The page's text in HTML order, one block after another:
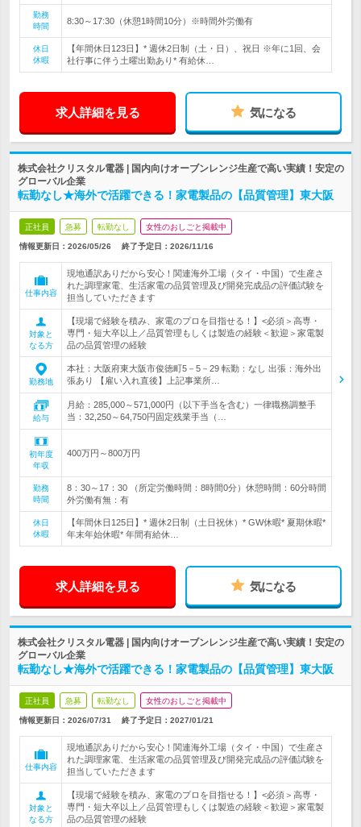
勤務
時間
8:30～17:30（休憩1時間10分）※時間外労働有
休日
休暇
【年間休日123日】* 週休2日制（土・日）、祝日 ※年に1回、会
社行事に伴う土曜出勤あり* 有給休…
求人詳細を見る 気になる
株式会社クリスタル電器 | 国内向けオーブンレンジ生産で高い実績！安定の
グローバル企業
転勤なし★海外で活躍できる！家電製品の【品質管理】東大阪
正社員 急募 転勤なし 女性のおしごと掲載中
情報更新日：2026/05/26 終了予定日： 2026/11/16
仕事内容
現地通訳ありだから安心！関連海外工場（タイ・中国）で生産さ
れた調理家電、生活家電の品質管理及び開発完成品の評価試験を
担当していただきます
対象と
なる方
【現場で経験を積み、家電のプロを目指せる！】<必須＞高専・
専門・短大卒以上／品質管理もしくは製造の経験＜歓迎＞家電製
品の品質管理の経験
勤務地
本社：大阪府東大阪市俊徳町5－5－29 転勤：なし 出張：海外出
張あり 【雇い入れ直後】上記事業所…
給与
月給：285,000～571,000円（以下手当を含む）一律職務調整手
当：32,250～64,750円固定残業手当（…
初年度
年収
400万円～800万円
勤務
時間
8：30～17：30 （所定労働時間：8時間0分）休憩時間：60分時間
外労働有無：有
休日
休暇
【年間休日125日】* 週休2日制（土日祝休）* GW休暇* 夏期休暇*
年末年始休暇* 年間有給休…
求人詳細を見る 気になる
株式会社クリスタル電器 | 国内向けオーブンレンジ生産で高い実績！安定の
グローバル企業
転勤なし★海外で活躍できる！家電製品の【品質管理】東大阪
正社員 急募 転勤なし 女性のおしごと掲載中
情報更新日：2026/07/31 終了予定日： 2027/01/21
仕事内容
現地通訳ありだから安心！関連海外工場（タイ・中国）で生産さ
れた調理家電、生活家電の品質管理及び開発完成品の評価試験を
担当していただきます
対象と
なる方
【現場で経験を積み、家電のプロを目指せる！】<必須＞高専・
専門・短大卒以上／品質管理もしくは製造の経験＜歓迎＞家電製
品の品質管理の経験